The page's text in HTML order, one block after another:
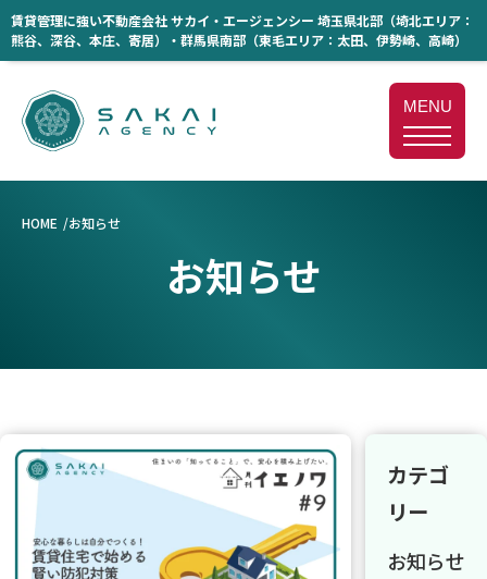
賃貸管理に強い不動産会社 サカイ・エージェンシー 埼玉県北部（埼北エリア：
熊谷、深谷、本庄、寄居）・群馬県南部（東毛エリア：太田、伊勢崎、高崎）
MENU
お知らせ
HOME お知らせ
カテゴ
リー
お知らせ